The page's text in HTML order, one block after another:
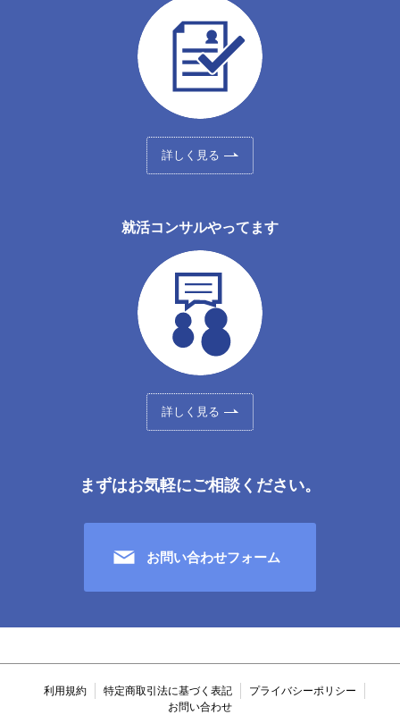
詳しく見る
就活コンサルやってます
詳しく見る
まずはお気軽にご相談ください。
お問い合わせフォーム
利用規約 特定商取引法に基づく表記
プライバシーポリシー
お問い合わせ